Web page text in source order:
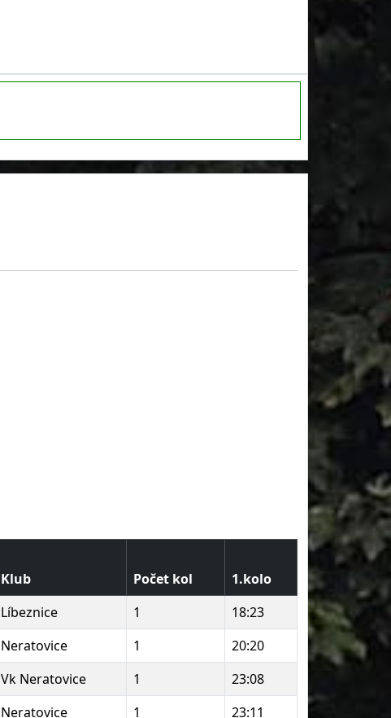
Klub Počet kol
1.kolo
Líbeznice 1
18:23
Neratovice 1
20:20
Vk Neratovice 1
23:08
Neratovice 1
23:11